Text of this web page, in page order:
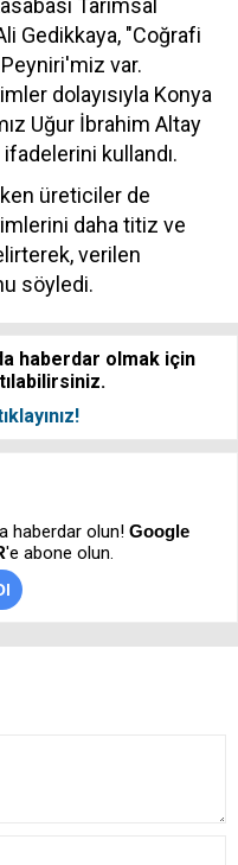
Tarımsal
Gedikkaya, "Coğrafi
var.
dolayısıyla Konya
Uğur İbrahim Altay
kullandı.
üreticiler de
daha titiz ve
verilen
söyledi.
haberdar olmak için
haberdar olun! Google
'e abone olun.